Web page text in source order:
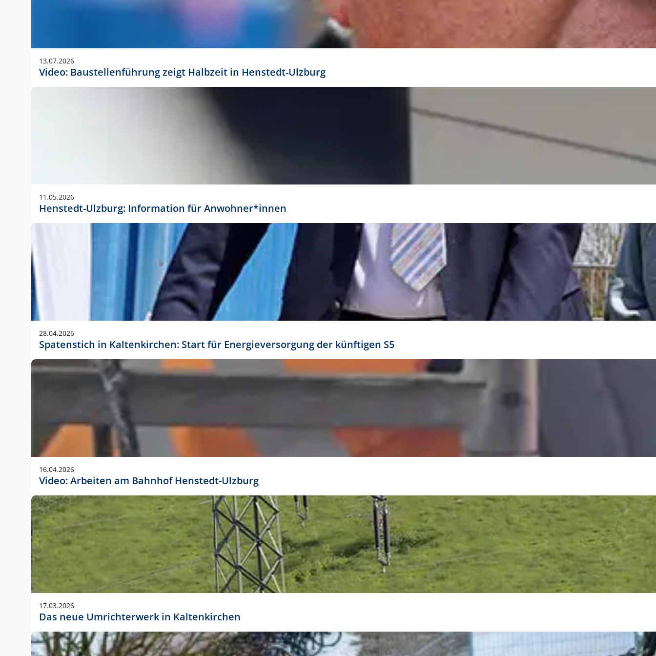
Anwendungsgröße im Layout:
Die Logohöhe beträgt 4 – 10 % der jeweiligen Formathöhe. Daraus ergeben sich für gängige Formate
folgende fest definierte Anwendungsgrößen im Layout:
DIN A3 – 15 mm hoch (5 %)
DIN A1 – 39 mm hoch (5 %)
DIN lang – 10 mm hoch (5 %)
1080 x 1080 px – 78 px hoch (7 %)
In Ausnahmefällen darf das Logo jedoch auch größer oder kleiner gesetzt werden. Dazu bedarf es jedoch
stets der vorherigen Absprache mit der Marketingabteilung.
13.07.2026
Video: Baustellenführung zeigt Halbzeit in Henstedt-Ulzburg
11.05.2026
Henstedt-Ulzburg: Information für Anwohner*innen
28.04.2026
Spatenstich in Kaltenkirchen: Start für Energieversorgung der künftigen S5
16.04.2026
Video: Arbeiten am Bahnhof Henstedt-Ulzburg
17.03.2026
Das neue Umrichterwerk in Kaltenkirchen